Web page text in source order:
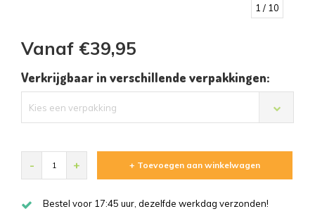
1 / 10
Vanaf €39,95
Verkrijgbaar in verschillende verpakkingen:
Kies een verpakking
- + + Toevoegen aan winkelwagen
Bestel voor 17:45 uur, dezelfde werkdag verzonden!